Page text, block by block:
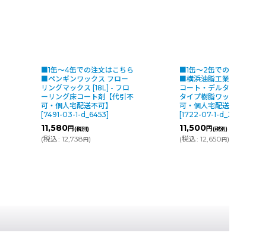
での注文はこちら
ワックス フロー
ックス [18L] - フロ
床コート剤【代引不
宅配送不可】
■1缶〜2缶での注文はこちら
■横浜油脂工業(リンダ) プロ
コート・デルタ [18kg] - 中乾
タイプ樹脂ワックス【代引不
可・個人宅配送不可】
]